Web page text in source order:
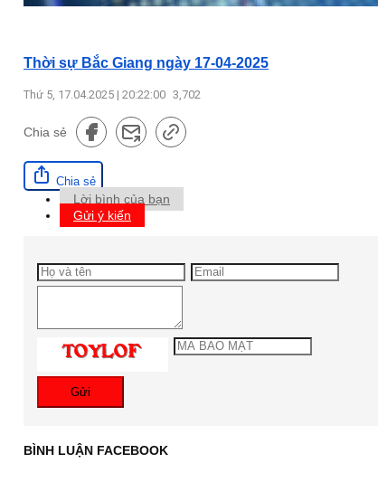
Thời sự Bắc Giang ngày 17-04-2025
Thứ 5, 17.04.2025 | 20:22:00 3,702
Chia sẻ
Chia sẻ
Lời bình của bạn
Gửi ý kiến
Gửi
BÌNH LUẬN FACEBOOK